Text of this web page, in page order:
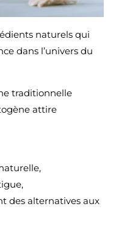
naturels qui
dans l’univers du
traditionnelle
attire
des alternatives aux